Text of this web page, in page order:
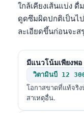
ใกล้เคียงเส้นแบ่ง
ดูดซึมผิดปกติเป็นไ
ละเอียดขึ้นก่อนจะส
มีแนวโน้มเพียงพอ
วิตามินบี 12
โอกาสขาดที่แท้จริง
สาเหตุอื่น.